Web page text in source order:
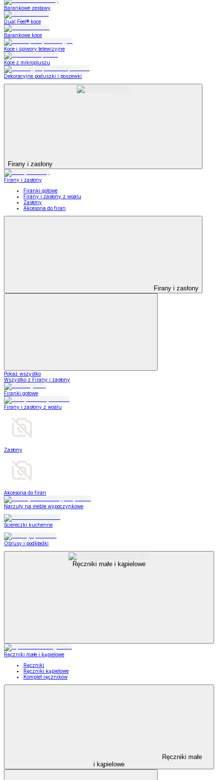
Barankowe zestawy
Dual Feel® koce
Barankowe koce
Koce i śpiwory telewizyjne
Koce z mikropluszu
Dekoracyjne poduszki i poszewki
Firany i zasłony
Firany i zasłony
Firanki gotowe
Firany i zasłony z woalu
Zasłony
Akcesoria do firan
Firany i zasłony
Pokaż wszystko
Wszystko z Firany i zasłony
Firanki gotowe
Firany i zasłony z woalu
Zasłony
Akcesoria do firan
Narzuty na meble wypoczynkowe
Ściereczki kuchenne
Obrusy i podkładki
Ręczniki małe i kąpielowe
Ręczniki małe i kąpielowe
Ręczniki
Ręczniki kąpielowe
Komplet ręczników
Ręczniki małe
i kąpielowe